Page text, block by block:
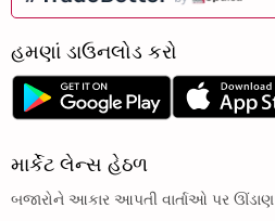
હમણાં ડાઉનલોડ કરો
માર્કેટ લેન્સ હેઠળ
બજારોને આકાર આપતી વાર્તાઓ પર ઊંડાણ